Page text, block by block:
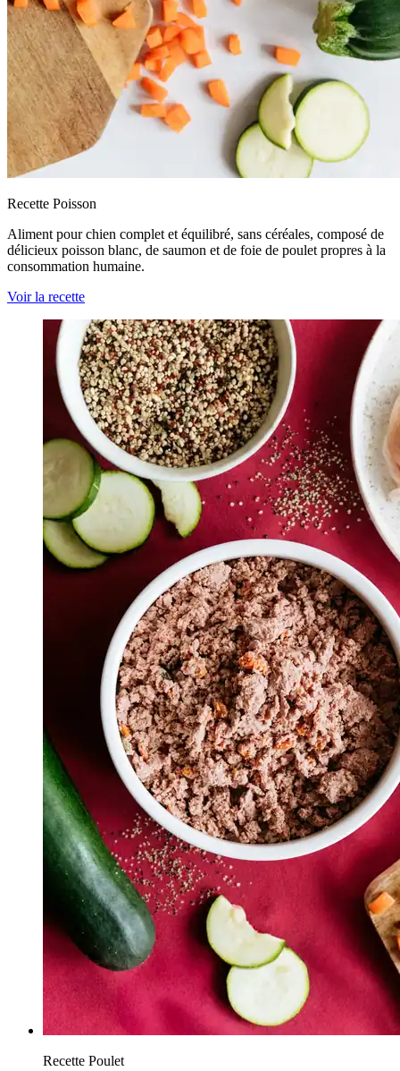
Recette Poisson
Aliment pour chien complet et équilibré, sans céréales, composé de
délicieux poisson blanc, de saumon et de foie de poulet propres à la
consommation humaine.
Voir la recette
Recette Poulet